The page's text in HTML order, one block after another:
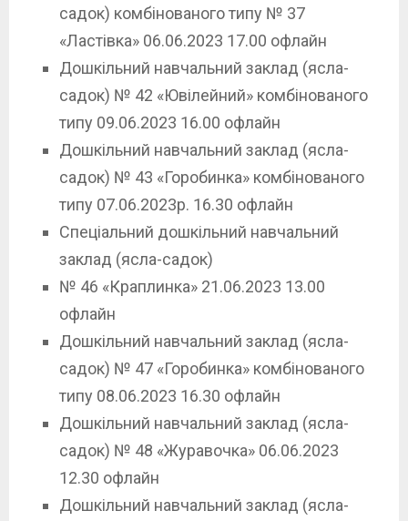
садок) комбінованого типу № 37
«Ластівка» 06.06.2023 17.00 офлайн
Дошкільний навчальний заклад (ясла-
садок) № 42 «Ювілейний» комбінованого
типу 09.06.2023 16.00 офлайн
Дошкільний навчальний заклад (ясла-
садок) № 43 «Горобинка» комбінованого
типу 07.06.2023р. 16.30 офлайн
Спеціальний дошкільний навчальний
заклад (ясла-садок)
№ 46 «Краплинка» 21.06.2023 13.00
офлайн
Дошкільний навчальний заклад (ясла-
садок) № 47 «Горобинка» комбінованого
типу 08.06.2023 16.30 офлайн
Дошкільний навчальний заклад (ясла-
садок) № 48 «Журавочка» 06.06.2023
12.30 офлайн
Дошкільний навчальний заклад (ясла-